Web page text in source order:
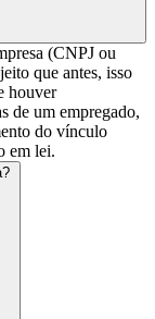
(CNPJ ou
que antes, isso
houver
de um empregado,
do vínculo
em lei.